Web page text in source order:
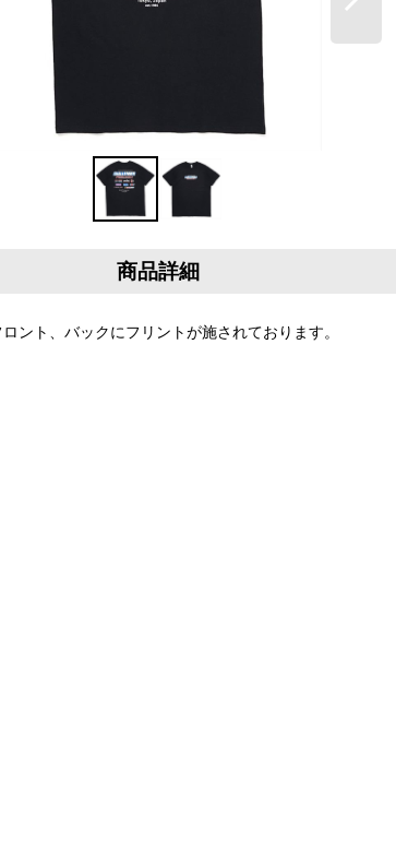
商品詳細
ント、バックにフリントが施されております。